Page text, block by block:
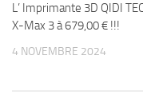
L’ Imprimante 3D QIDI
X-Max 3 à 679,00 € !!!
4 NOVEMBRE 2024